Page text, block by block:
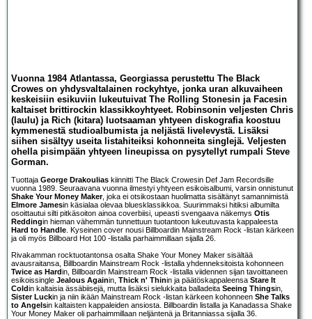
Vuonna 1984 Atlantassa, Georgiassa perustettu The Black
Crowes on yhdysvaltalainen rockyhtye, jonka uran alkuvaiheen
keskeisiin esikuviin lukeutuivat The Rolling Stonesin ja Facesin
kaltaiset brittirockin klassikkoyhtyeet. Robinsonin veljesten Chris
(laulu) ja Rich (kitara) luotsaaman yhtyeen diskografia koostuu
kymmenestä studioalbumista ja neljästä livelevystä. Lisäksi
siihen sisältyy useita listahiteiksi kohonneita singlejä. Veljesten
ohella pisimpään yhtyeen lineupissa on pysytellyt rumpali Steve
Gorman.
Tuottaja George Drakoulias kiinnitti The Black Crowesin Def Jam Recordsille
vuonna 1989. Seuraavana vuonna ilmestyi yhtyeen esikoisalbumi, varsin onnistunut
Shake Your Money Maker, joka ei otsikostaan huolimatta sisältänyt samannimistä
Elmore Jamesin käsialaa olevaa bluesklassikkoa. Suurimmaksi hitiksi albumilta
osoittautui silti pitkäsoiton ainoa coverbiisi, upeasti svengaava näkemys Otis
Reddingin hieman vähemmän tunnettuun tuotantoon lukeutuvasta kappaleesta
Hard to Handle. Kyseinen cover nousi Billboardin Mainstream Rock -listan kärkeen
ja oli myös Billboard Hot 100 -listalla parhaimmillaan sijalla 26.
Rivakamman rocktuotantonsa osalta Shake Your Money Maker sisältää
avausraitansa, Billboardin Mainstream Rock -listalla yhdenneksitoista kohonneen
Twice as Hardin, Billboardin Mainstream Rock -listalla viidennen sijan tavoittaneen
esikoissingle Jealous Againin, Thick n' Thinin ja päätöskappaleensa Stare It
Coldin kaltaisia ässäbiisejä, mutta lisäksi sielukkaita balladeita Seeing Thingsin,
Sister Luckin ja niin ikään Mainstream Rock -listan kärkeen kohonneen She Talks
to Angelsin kaltaisten kappaleiden ansiosta. Billboardin listalla ja Kanadassa Shake
Your Money Maker oli parhaimmillaan neljäntenä ja Britanniassa sijalla 36.